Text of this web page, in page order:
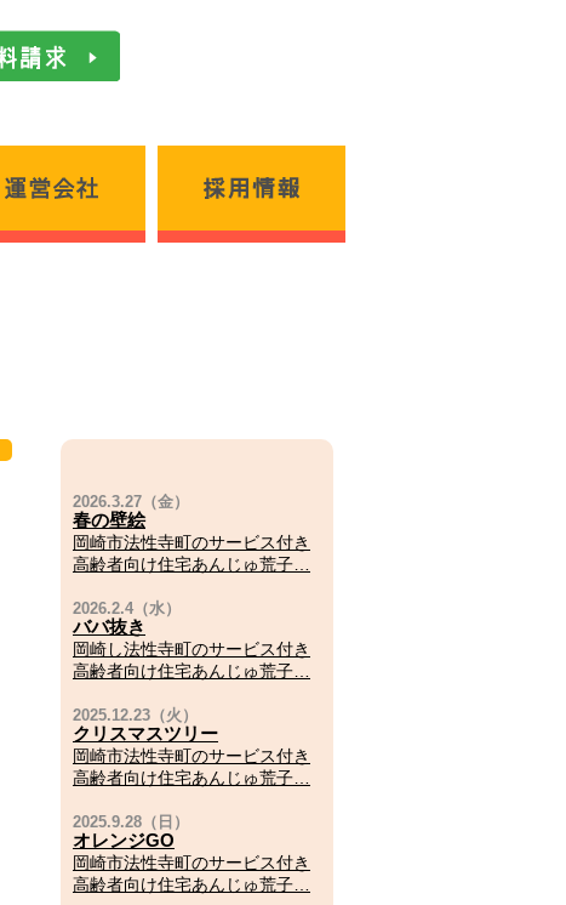
春の壁絵
岡崎市法性寺町のサービス付き
高齢者向け住宅あんじゅ荒子…
ババ抜き
岡崎し法性寺町のサービス付き
高齢者向け住宅あんじゅ荒子…
クリスマスツリー
岡崎市法性寺町のサービス付き
高齢者向け住宅あんじゅ荒子…
オレンジGO
岡崎市法性寺町のサービス付き
高齢者向け住宅あんじゅ荒子…